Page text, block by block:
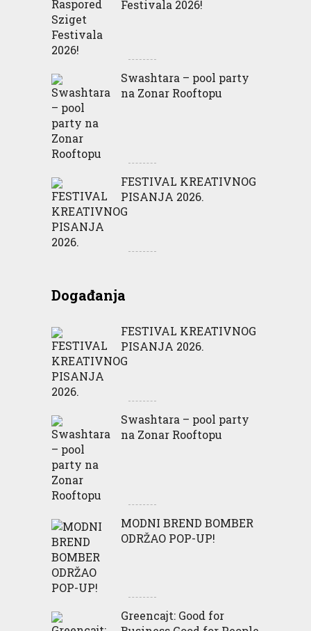
Festivala 2026!
Swashtara – pool party
na Zonar Rooftopu
FESTIVAL KREATIVNOG
PISANJA 2026.
Događanja
FESTIVAL KREATIVNOG
PISANJA 2026.
Swashtara – pool party
na Zonar Rooftopu
MODNI BREND BOMBER
ODRŽAO POP-UP!
Greencajt: Good for